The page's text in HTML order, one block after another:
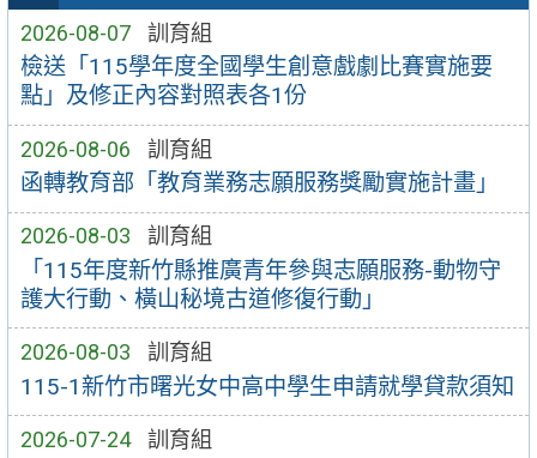
2026-08-07 訓育組
檢送「115學年度全國學生創意戲劇比賽實施要
點」及修正內容對照表各1份
2026-08-06 訓育組
函轉教育部「教育業務志願服務獎勵實施計畫」
2026-08-03 訓育組
「115年度新竹縣推廣青年參與志願服務-動物守
護大行動、橫山秘境古道修復行動」
2026-08-03 訓育組
115-1新竹市曙光女中高中學生申請就學貸款須知
2026-07-24 訓育組